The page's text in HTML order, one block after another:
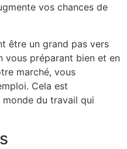
vos chances de
être un grand pas vers
vous préparant bien et en
marché, vous
Cela est
du travail qui